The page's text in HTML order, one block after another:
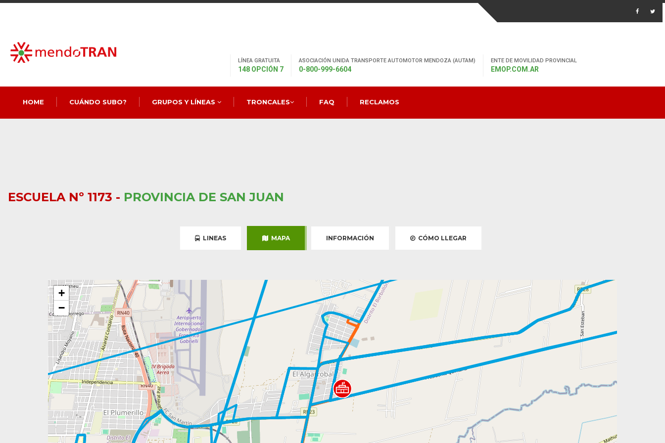
LÍNEA GRATUITA
148 OPCIÓN 7
ASOCIACIÓN UNIDA TRANSPORTE AUTOMOTOR MENDOZA (AUTAM)
0-800-999-6604
ENTE DE MOVILIDAD PROVINCIAL
EMOP.COM.AR
HOME CUÁNDO SUBO? GRUPOS Y LÍNEAS TRONCALES FAQ RECLAMOS
ESCUELA Nº 1173 - PROVINCIA DE SAN JUAN
LINEAS MAPA INFORMACIÓN CÓMO LLEGAR
+
−